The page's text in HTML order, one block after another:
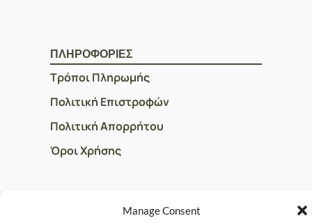
Manage Consent
ΠΛΗΡΟΦΟΡΙΕΣ
Τρόποι Πληρωμής
Πολιτική Επιστροφών
Πολιτική Απορρήτου
Όροι Χρήσης